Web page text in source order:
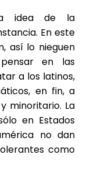
idea de la
En este
así lo nieguen
en las
a los latinos,
en fin, a
minoritario. La
en Estados
no dan
como